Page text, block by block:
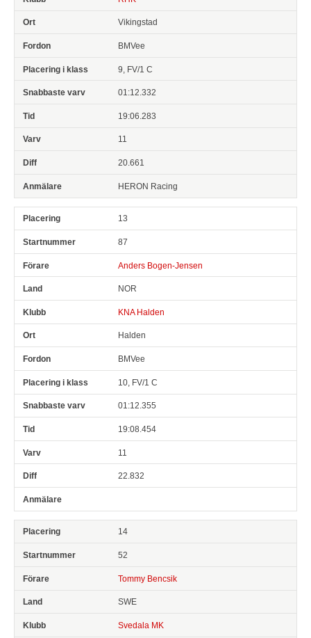
Vikingstad
BMVee
9, FV/1 C
01:12.332
19:06.283
11
20.661
HERON Racing
13
87
Anders Bogen-Jensen
NOR
KNA Halden
Halden
BMVee
10, FV/1 C
01:12.355
19:08.454
11
22.832
14
52
Tommy Bencsik
SWE
Svedala MK